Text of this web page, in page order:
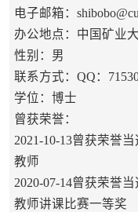
电子邮箱：
办公地点：中国矿业
性别：男
联系方式：QQ：
学位：博士
曾获荣誉：
2021-10-13曾获荣誉
教师
2020-07-14曾获荣誉
教师讲课比赛一等奖